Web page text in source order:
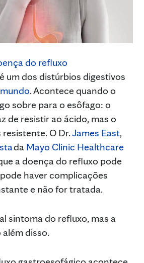
do refluxo
é um dos distúrbios digestivos
mundo. Acontece quando o
sobre para o esôfago: o
de resistir ao ácido, mas o
O Dr.James East,
da Mayo Clinic Healthcare
a doença do refluxo pode
haver complicações
e não for tratada.
sintoma do refluxo, mas a
disso.